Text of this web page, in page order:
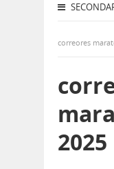
correores
2025